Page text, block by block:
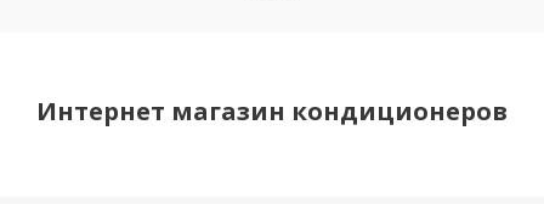
Интернет магазин кондиционеров